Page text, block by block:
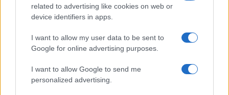
related to advertising like cookies on web or
device identifiers in apps.
I want to allow my user data to be sent to
Google for online advertising purposes.
I want to allow Google to send me
personalized advertising.
Conoce todo lo necesario sobre la ITV en…
AUTOMOVIL